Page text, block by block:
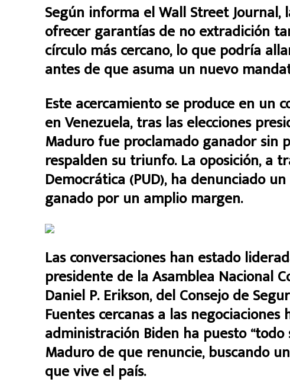
Según informa el Wall Street Journal,
ofrecer garantías de no extradición
círculo más cercano, lo que podría
antes de que asuma un nuevo
Este acercamiento se produce en un
en Venezuela, tras las elecciones
Maduro fue proclamado ganador sin
respalden su triunfo. La oposición, a
Democrática (PUD), ha denunciado
ganado por un amplio margen.
Las conversaciones han estado
presidente de la Asamblea Nacional
Daniel P. Erikson, del Consejo de
Fuentes cercanas a las
administración Biden ha puesto
Maduro de que renuncie, buscando
que vive el país.